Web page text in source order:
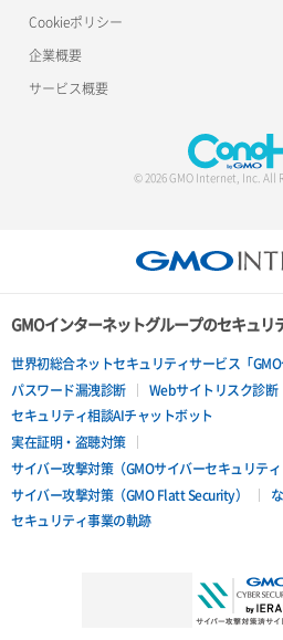
ロードバランサー詳細取得
ロードバランサー追加
Cookieポリシー
企業概要
サービス概要
© 2026 GMO Internet, Inc. All
GMOインターネットグループのセキュリ
世界初総合ネットセキュリティサービス「GMO
パスワード漏洩診断
Webサイトリスク診断
セキュリティ相談AIチャットボット
実在証明・盗聴対策
サイバー攻撃対策（GMOサイバーセキュリティ
サイバー攻撃対策（GMO Flatt Security）
セキュリティ事業の軌跡